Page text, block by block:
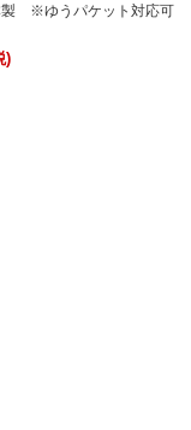
※ゆうパケット対応可
)